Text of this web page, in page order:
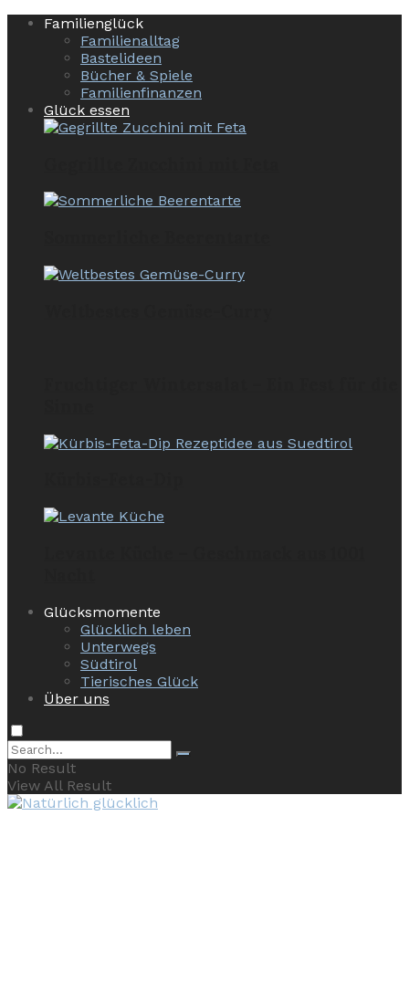
Familienglück
Familienalltag
Bastelideen
Bücher & Spiele
Familienfinanzen
Glück essen
Glücksmomente
Glücklich leben
Unterwegs
Südtirol
Tierisches Glück
Über uns
No Result
View All Result